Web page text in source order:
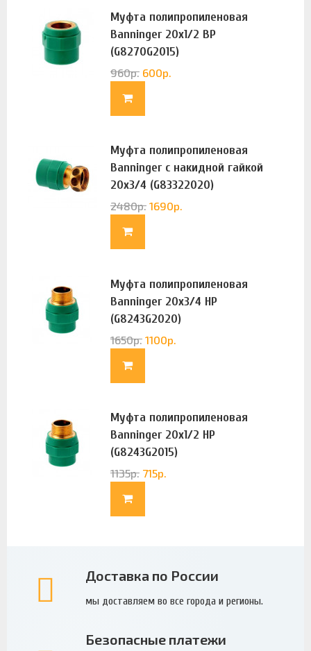
Муфта полипропиленовая
Banninger 20х1/2 ВР
(G8270G2015)
960р. 600р.
Муфта полипропиленовая
Banninger с накидной гайкой
20х3/4 (G83322020)
2480р. 1690р.
Муфта полипропиленовая
Banninger 20х3/4 НР
(G8243G2020)
1650р. 1100р.
Муфта полипропиленовая
Banninger 20х1/2 НР
(G8243G2015)
1135р. 715р.
Доставка по России
мы доставляем во все города и регионы.
Безопасные платежи